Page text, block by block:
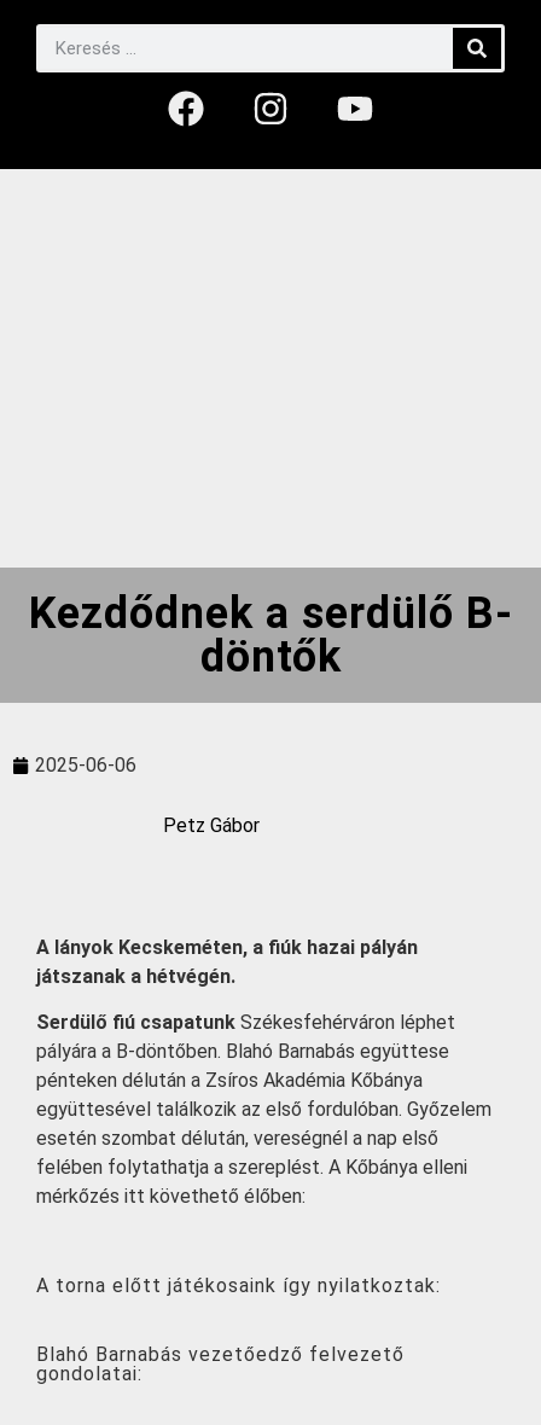
Kezdődnek a serdülő B-
döntők
2025-06-06
Petz Gábor
A lányok Kecskeméten, a fiúk hazai pályán
játszanak a hétvégén.
Serdülő fiú csapatunk Székesfehérváron léphet
pályára a B-döntőben. Blahó Barnabás együttese
pénteken délután a Zsíros Akadémia Kőbánya
együttesével találkozik az első fordulóban. Győzelem
esetén szombat délután, vereségnél a nap első
felében folytathatja a szereplést. A Kőbánya elleni
mérkőzés itt követhető élőben:
A torna előtt játékosaink így nyilatkoztak:
Blahó Barnabás vezetőedző felvezető
gondolatai: